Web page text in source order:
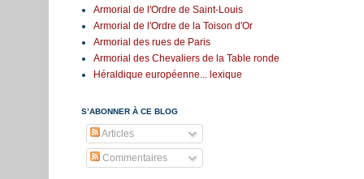
Armorial de l'Ordre de Saint-Louis
Armorial de l'Ordre de la Toison d'Or
Armorial des rues de Paris
Armorial des Chevaliers de la Table ronde
Héraldique européenne... lexique
S’ABONNER À CE BLOG
Articles
Commentaires